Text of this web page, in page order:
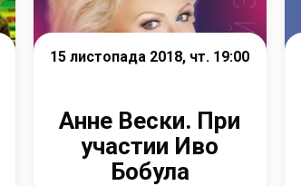
15 листопада 2018, чт. 19:00
Анне Вески. При
участии Иво
Бобула